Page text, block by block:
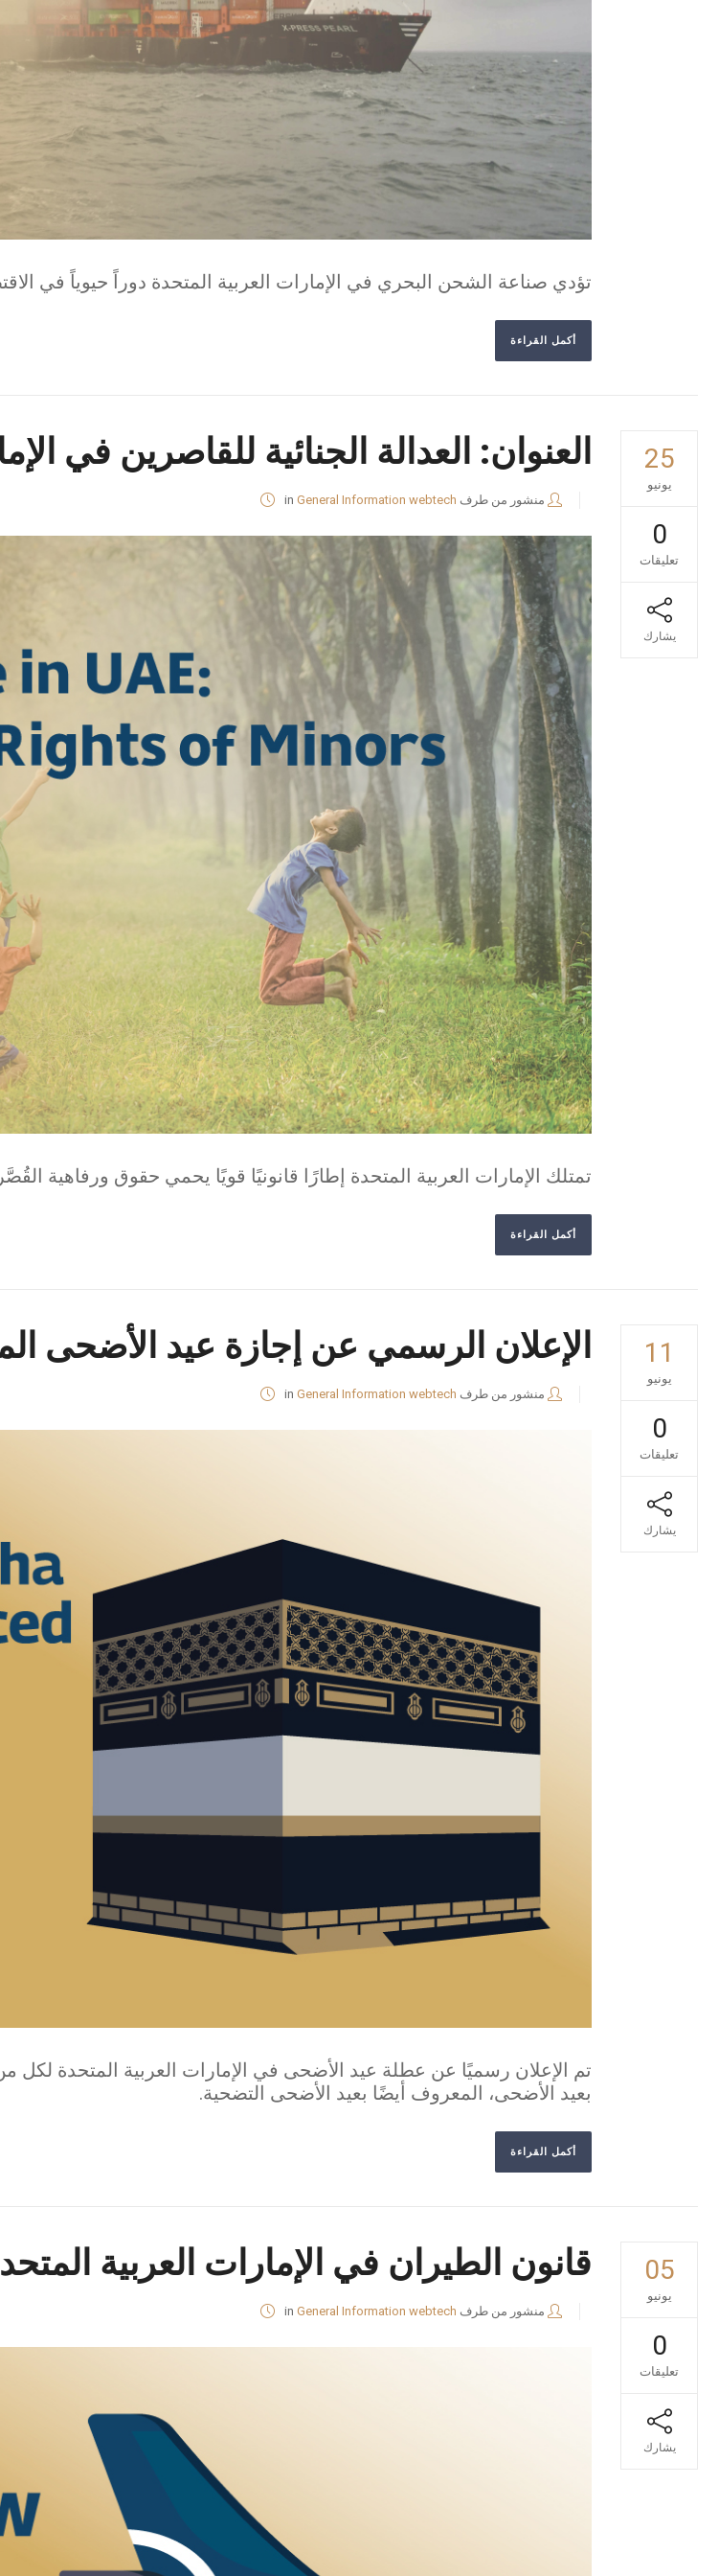
تؤدي صناعة الشحن البحري في الإمارات العربية المتحدة دوراً حيوياً في
أكمل القراءة
25
يونيو
0
تعليقات
يشارك
العنوان: العدالة الجنائية للقاصرين في
منشور من طرف webtech
in General Information
تمتلك الإمارات العربية المتحدة إطارًا قانونيًا قويًا يحمي حقوق ورفاهية
أكمل القراءة
11
يونيو
0
تعليقات
يشارك
الإعلان الرسمي عن إجازة عيد الأضحى
منشور من طرف webtech
in General Information
تم الإعلان رسميًا عن عطلة عيد الأضحى في الإمارات العربية المتحدة
بعيد الأضحى، المعروف أيضًا بعيد الأضحى التضحية.
أكمل القراءة
05
يونيو
0
تعليقات
يشارك
قانون الطيران في الإمارات العربية
منشور من طرف webtech
in General Information